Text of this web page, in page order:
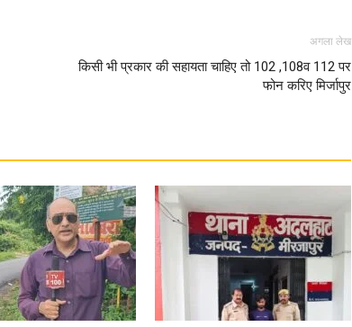
Today
अगला लेख
किसी भी प्रकार की सहायता चाहिए तो 102 ,108व 112 पर
फोन करिए मिर्जापुर